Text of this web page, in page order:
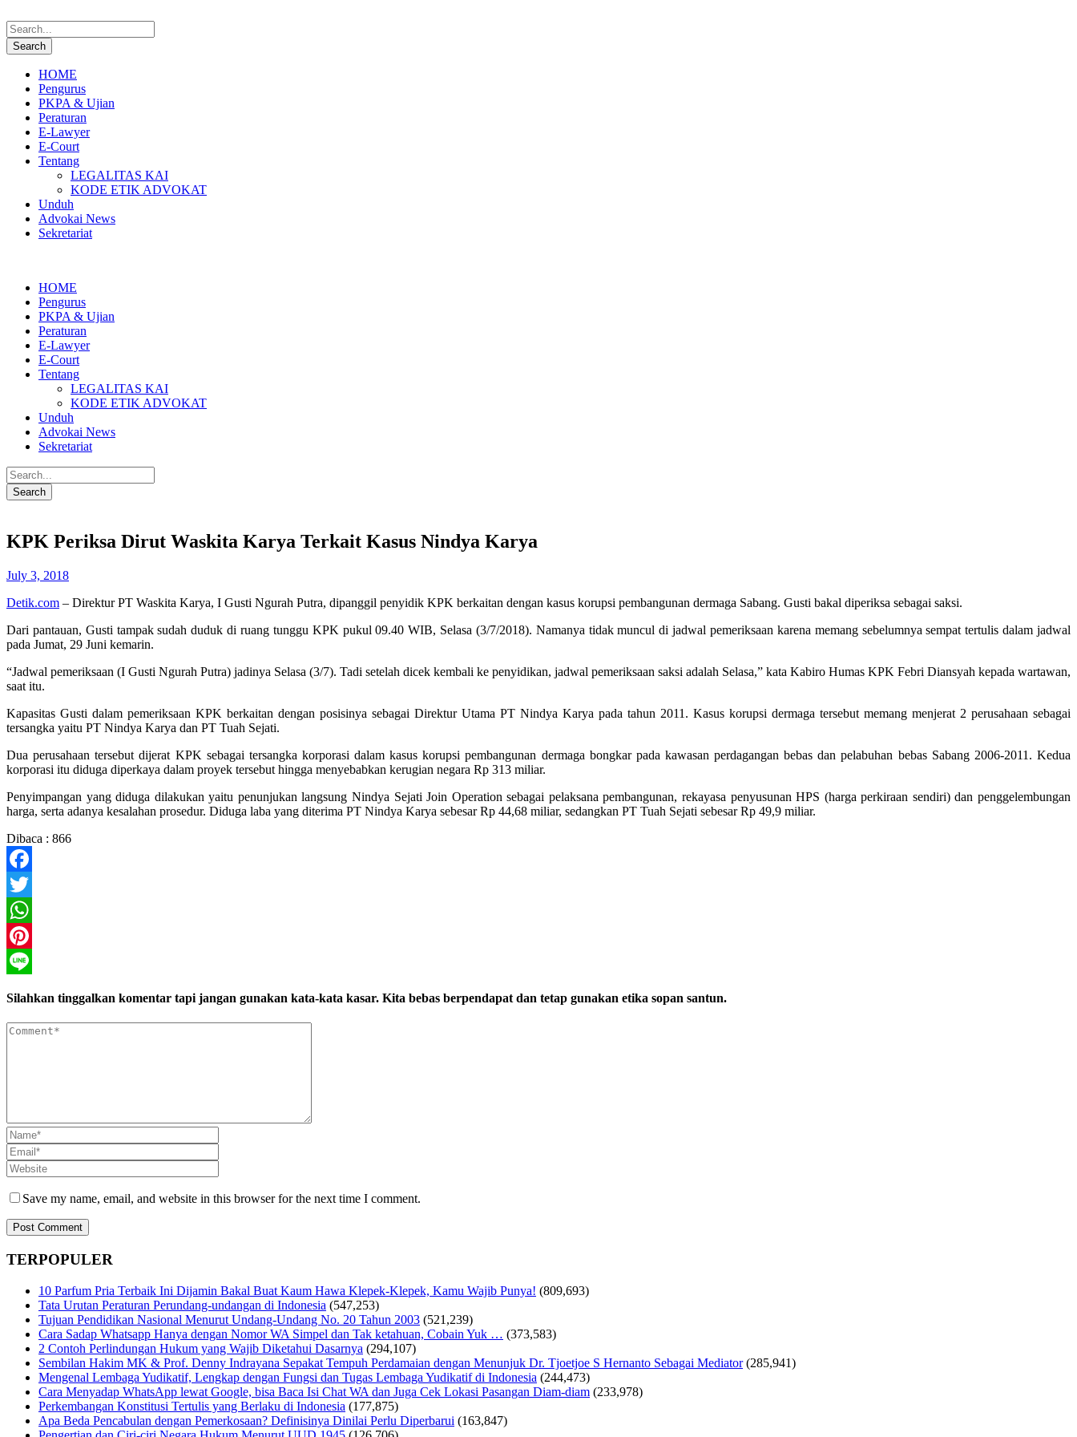
HOME
Pengurus
PKPA & Ujian
Peraturan
E-Lawyer
E-Court
Tentang
LEGALITAS KAI
KODE ETIK ADVOKAT
Unduh
Advokai News
Sekretariat
HOME
Pengurus
PKPA & Ujian
Peraturan
E-Lawyer
E-Court
Tentang
LEGALITAS KAI
KODE ETIK ADVOKAT
Unduh
Advokai News
Sekretariat
KPK Periksa Dirut Waskita Karya Terkait Kasus Nindya Karya
July 3, 2018
Detik.com – Direktur PT Waskita Karya, I Gusti Ngurah Putra, dipanggil penyidik KPK berkaitan dengan kasus korupsi pembangunan dermaga Sabang. Gusti bakal diperiksa sebagai saksi.
Dari pantauan, Gusti tampak sudah duduk di ruang tunggu KPK pukul 09.40 WIB, Selasa (3/7/2018). Namanya tidak muncul di jadwal pemeriksaan karena memang sebelumnya sempat tertulis dalam jadwal
pada Jumat, 29 Juni kemarin.
“Jadwal pemeriksaan (I Gusti Ngurah Putra) jadinya Selasa (3/7). Tadi setelah dicek kembali ke penyidikan, jadwal pemeriksaan saksi adalah Selasa,” kata Kabiro Humas KPK Febri Diansyah kepada wartawan,
saat itu.
Kapasitas Gusti dalam pemeriksaan KPK berkaitan dengan posisinya sebagai Direktur Utama PT Nindya Karya pada tahun 2011. Kasus korupsi dermaga tersebut memang menjerat 2 perusahaan sebagai
tersangka yaitu PT Nindya Karya dan PT Tuah Sejati.
Dua perusahaan tersebut dijerat KPK sebagai tersangka korporasi dalam kasus korupsi pembangunan dermaga bongkar pada kawasan perdagangan bebas dan pelabuhan bebas Sabang 2006-2011. Kedua
korporasi itu diduga diperkaya dalam proyek tersebut hingga menyebabkan kerugian negara Rp 313 miliar.
Penyimpangan yang diduga dilakukan yaitu penunjukan langsung Nindya Sejati Join Operation sebagai pelaksana pembangunan, rekayasa penyusunan HPS (harga perkiraan sendiri) dan penggelembungan
harga, serta adanya kesalahan prosedur. Diduga laba yang diterima PT Nindya Karya sebesar Rp 44,68 miliar, sedangkan PT Tuah Sejati sebesar Rp 49,9 miliar.
Dibaca : 866
Facebook
Twitter
WhatsApp
Pinterest
Silahkan tinggalkan komentar tapi jangan gunakan kata-kata kasar. Kita bebas berpendapat dan tetap gunakan etika sopan santun.
Save my name, email, and website in this browser for the next time I comment.
TERPOPULER
10 Parfum Pria Terbaik Ini Dijamin Bakal Buat Kaum Hawa Klepek-Klepek, Kamu Wajib Punya! (809,693)
Tata Urutan Peraturan Perundang-undangan di Indonesia (547,253)
Tujuan Pendidikan Nasional Menurut Undang-Undang No. 20 Tahun 2003 (521,239)
Cara Sadap Whatsapp Hanya dengan Nomor WA Simpel dan Tak ketahuan, Cobain Yuk … (373,583)
2 Contoh Perlindungan Hukum yang Wajib Diketahui Dasarnya (294,107)
Sembilan Hakim MK & Prof. Denny Indrayana Sepakat Tempuh Perdamaian dengan Menunjuk Dr. Tjoetjoe S Hernanto Sebagai Mediator (285,941)
Mengenal Lembaga Yudikatif, Lengkap dengan Fungsi dan Tugas Lembaga Yudikatif di Indonesia (244,473)
Cara Menyadap WhatsApp lewat Google, bisa Baca Isi Chat WA dan Juga Cek Lokasi Pasangan Diam-diam (233,978)
Perkembangan Konstitusi Tertulis yang Berlaku di Indonesia (177,875)
Apa Beda Pencabulan dengan Pemerkosaan? Definisinya Dinilai Perlu Diperbarui (163,847)